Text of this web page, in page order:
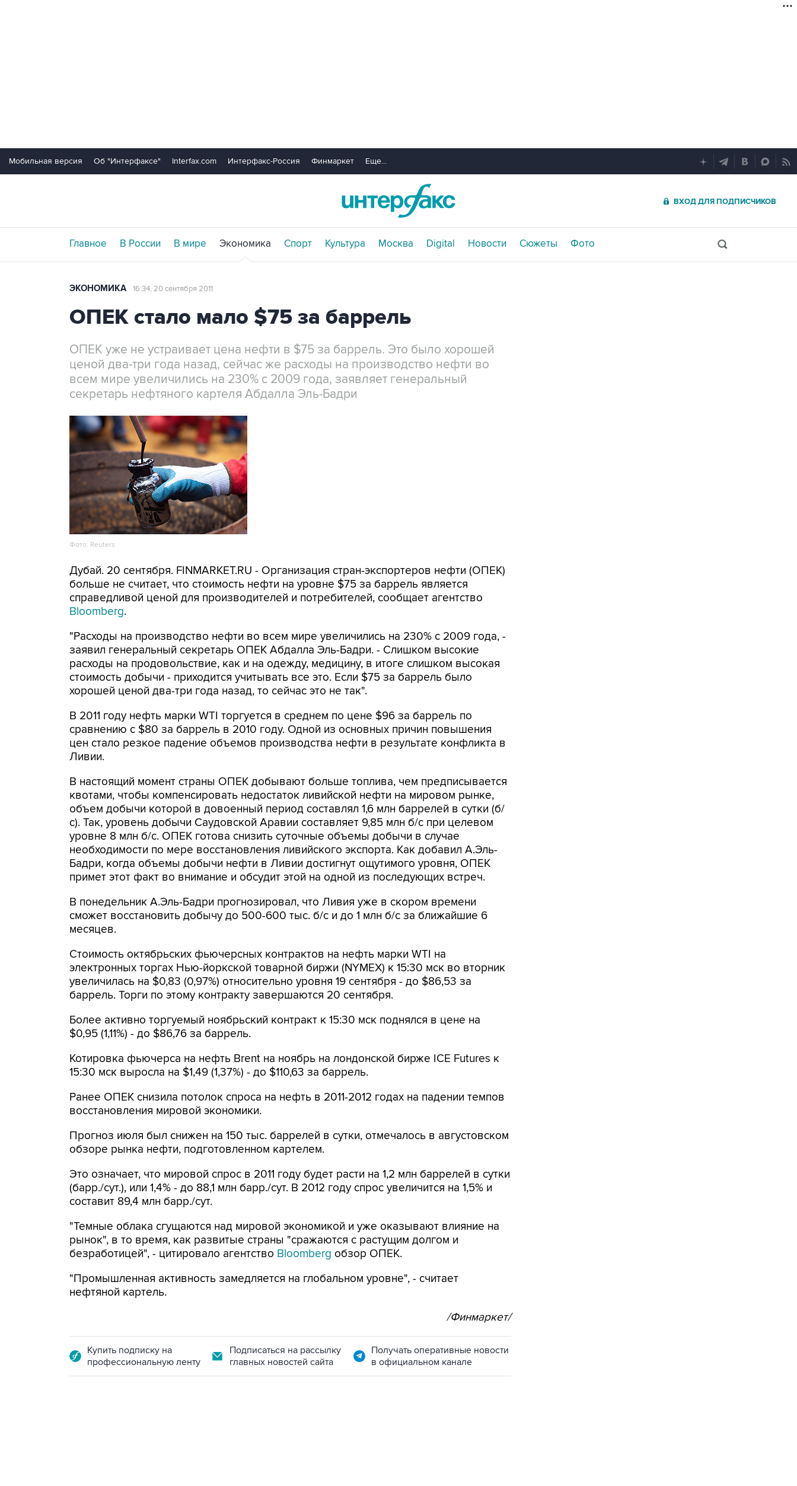
Мобильная версия Об "Интерфаксе" Interfax.com Интерфакс-Россия Финмаркет Еще...
ВХОД ДЛЯ ПОДПИСЧИКОВ
Главное В России В мире Экономика Спорт Культура Москва Digital Новости Сюжеты Фото
ЭКОНОМИКА 16:34, 20 сентября 2011
ОПЕК стало мало $75 за баррель
ОПЕК уже не устраивает цена нефти в $75 за баррель. Это было хорошей
ценой два-три года назад, сейчас же расходы на производство нефти во
всем мире увеличились на 230% с 2009 года, заявляет генеральный
секретарь нефтяного картеля Абдалла Эль-Бадри
Фото: Reuters
Дубай. 20 сентября. FINMARKET.RU - Организация стран-экспортеров нефти (ОПЕК)
больше не считает, что стоимость нефти на уровне $75 за баррель является
справедливой ценой для производителей и потребителей, сообщает агентство
Bloomberg.
"Расходы на производство нефти во всем мире увеличились на 230% с 2009 года, -
заявил генеральный секретарь ОПЕК Абдалла Эль-Бадри. - Слишком высокие
расходы на продовольствие, как и на одежду, медицину, в итоге слишком высокая
стоимость добычи - приходится учитывать все это. Если $75 за баррель было
хорошей ценой два-три года назад, то сейчас это не так".
В 2011 году нефть марки WTI торгуется в среднем по цене $96 за баррель по
сравнению с $80 за баррель в 2010 году. Одной из основных причин повышения
цен стало резкое падение объемов производства нефти в результате конфликта в
Ливии.
В настоящий момент страны ОПЕК добывают больше топлива, чем предписывается
квотами, чтобы компенсировать недостаток ливийской нефти на мировом рынке,
объем добычи которой в довоенный период составлял 1,6 млн баррелей в сутки (б/
с). Так, уровень добычи Саудовской Аравии составляет 9,85 млн б/с при целевом
уровне 8 млн б/с. ОПЕК готова снизить суточные объемы добычи в случае
необходимости по мере восстановления ливийского экспорта. Как добавил А.Эль-
Бадри, когда объемы добычи нефти в Ливии достигнут ощутимого уровня, ОПЕК
примет этот факт во внимание и обсудит этой на одной из последующих встреч.
В понедельник А.Эль-Бадри прогнозировал, что Ливия уже в скором времени
сможет восстановить добычу до 500-600 тыс. б/с и до 1 млн б/с за ближайшие 6
месяцев.
Стоимость октябрьских фьючерсных контрактов на нефть марки WTI на
электронных торгах Нью-йоркской товарной биржи (NYMEX) к 15:30 мск во вторник
увеличилась на $0,83 (0,97%) относительно уровня 19 сентября - до $86,53 за
баррель. Торги по этому контракту завершаются 20 сентября.
Более активно торгуемый ноябрьский контракт к 15:30 мск поднялся в цене на
$0,95 (1,11%) - до $86,76 за баррель.
Котировка фьючерса на нефть Brent на ноябрь на лондонской бирже ICE Futures к
15:30 мск выросла на $1,49 (1,37%) - до $110,63 за баррель.
Ранее ОПЕК снизила потолок спроса на нефть в 2011-2012 годах на падении темпов
восстановления мировой экономики.
Прогноз июля был снижен на 150 тыс. баррелей в сутки, отмечалось в августовском
обзоре рынка нефти, подготовленном картелем.
Это означает, что мировой спрос в 2011 году будет расти на 1,2 млн баррелей в сутки
(барр./сут.), или 1,4% - до 88,1 млн барр./сут. В 2012 году спрос увеличится на 1,5% и
составит 89,4 млн барр./сут.
"Темные облака сгущаются над мировой экономикой и уже оказывают влияние на
рынок", в то время, как развитые страны "сражаются с растущим долгом и
безработицей", - цитировало агентство Bloomberg обзор ОПЕК.
"Промышленная активность замедляется на глобальном уровне", - считает
нефтяной картель.
/Финмаркет/
Купить подписку на
профессиональную ленту
Подписаться на рассылку
главных новостей сайта
Получать оперативные новости
в официальном канале